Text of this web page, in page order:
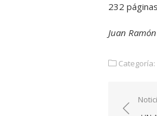
232
Juan
Categoría: